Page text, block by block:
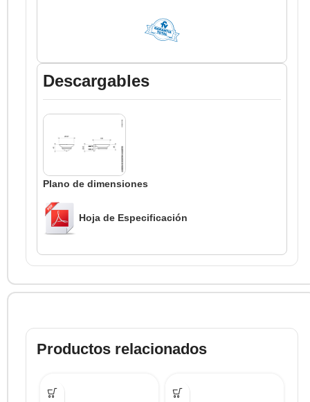
Descargables
Plano de dimensiones
Hoja de Especificación
Productos relacionados